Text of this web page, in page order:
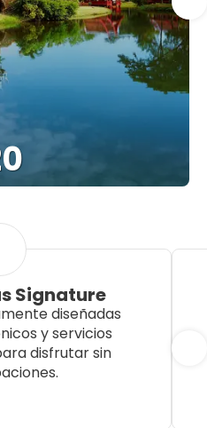
Signature
diseñadas
y servicios
disfrutar sin